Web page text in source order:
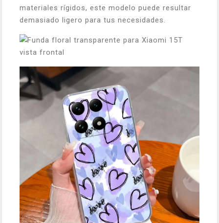
materiales rígidos, este modelo puede resultar
demasiado ligero para tus necesidades.